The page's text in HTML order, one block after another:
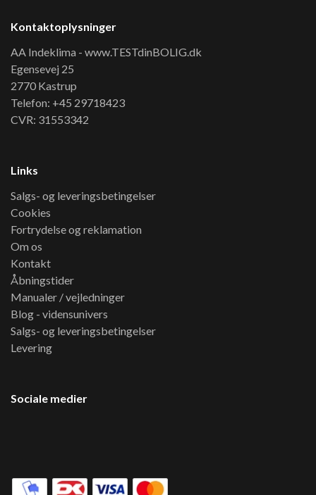
Kontaktoplysninger
AA Indeklima - www.TESTdinBOLIG.dk
Egensevej 25
2770 Kastrup
Telefon: +45 29718423
CVR: 31553342
Links
Salgs- og leveringsbetingelser
Cookies
Fortrydelse og reklamation
Om os
Kontakt
Åbningstider
Manualer / vejledninger
Blog - vidensunivers
Salgs- og leveringsbetingelser
Levering
Sociale medier